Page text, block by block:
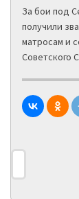
За бои под
получили
матросам и
Советского